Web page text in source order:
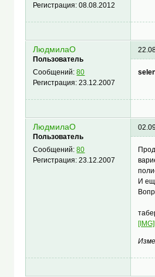
Регистрация:08.08.2012
ЛюдмилаО
Пользователь
Сообщений:80
Регистрация:23.12.2007
ЛюдмилаО
Пользователь
Сообщений:80
Регистрация:23.12.2007
И